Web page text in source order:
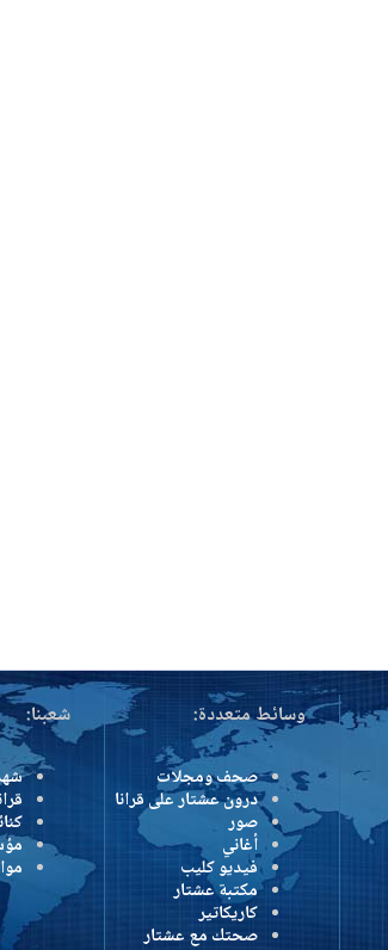
وسائط متعددة:
صحف ومجلات
درون عشتار على قرانا
صور
أغاني
فيديو كليب
مكتبة عشتار
كاريكاتير
صحتك مع عشتار
شعبنا: